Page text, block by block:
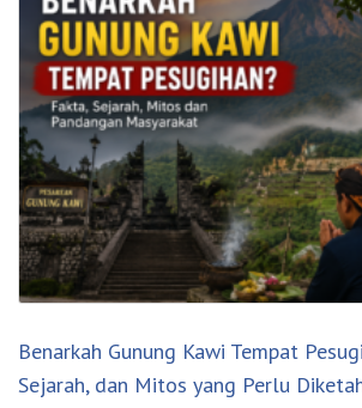
Benarkah Gunung Kawi Tempat
Sejarah, dan Mitos yang Perlu